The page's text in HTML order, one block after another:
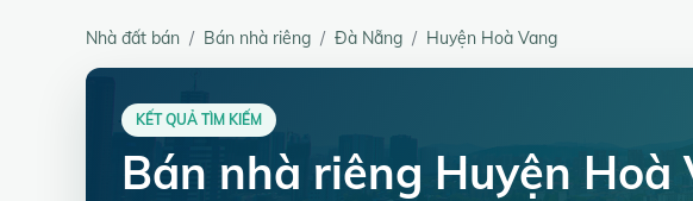
Nhà đất bán Bán nhà riêng Đà Nẵng Huyện Hoà Vang
KẾT QUẢ TÌM KIẾM
Bán nhà riêng Huyện Hoà